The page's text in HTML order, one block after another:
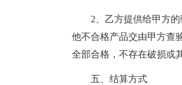
2、乙方提供给甲方的
他不合格产品交由甲方查
全部合格，不存在破损或
五、结算方式